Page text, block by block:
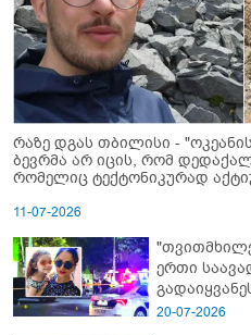
რაზე დგას თბილისი -
ბევრმა არ იცის, რომ
რომელიც ტექტონიკურად
11-07-2026
ერთი
- გორში
20-07-2026